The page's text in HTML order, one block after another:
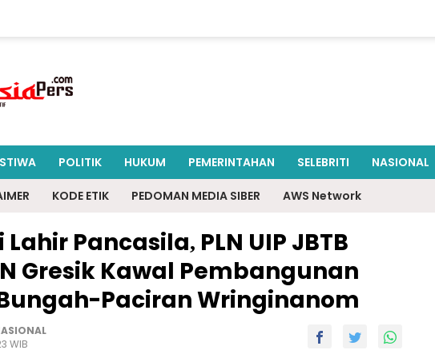
POLITIK HUKUM PEMERINTAHAN SELEBRITI NASIONAL
KODE ETIK PEDOMAN MEDIA SIBER AWS Network
Pancasila, PLN UIP JBTB
Gresik Kawal Pembangunan
Bungah-Paciran Wringinanom
WIB